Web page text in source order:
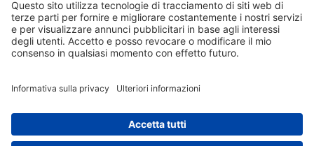
Tecnologia e design: le stufe a
biomassa a 5 stelle
Copyright © 2026 - Edra Edizioni s.r.l.- Viale Enrico Forlanini 21 - 20134
Milano | Italy | P.IVA14392510963 - Responsabile della Protezione dei Dati:
dpo@lswr.it- Designed by@#WolfSec@#